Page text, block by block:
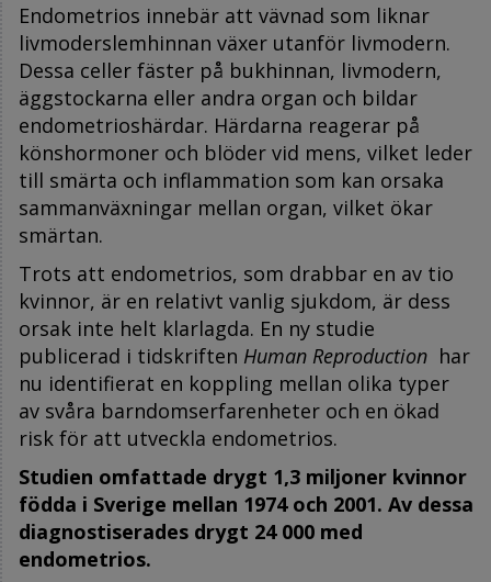
Endometrios innebär att vävnad som liknar
livmoderslemhinnan växer utanför livmodern.
Dessa celler fäster på bukhinnan, livmodern,
äggstockarna eller andra organ och bildar
endometrioshärdar. Härdarna reagerar på
könshormoner och blöder vid mens, vilket leder
till smärta och inflammation som kan orsaka
sammanväxningar mellan organ, vilket ökar
smärtan.
Trots att endometrios, som drabbar en av tio
kvinnor, är en relativt vanlig sjukdom, är dess
orsak inte helt klarlagda. En ny studie
publicerad i tidskriften Human Reproduction har
nu identifierat en koppling mellan olika typer
av svåra barndomserfarenheter och en ökad
risk för att utveckla endometrios.
Studien omfattade drygt 1,3 miljoner kvinnor
födda i Sverige mellan 1974 och 2001. Av dessa
diagnostiserades drygt 24 000 med
endometrios.